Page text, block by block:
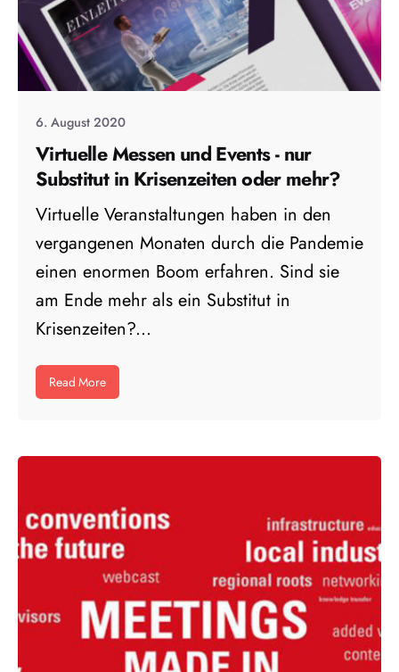
6. August 2020
Virtuelle Messen und Events - nur
Substitut in Krisenzeiten oder mehr?
Virtuelle Veranstaltungen haben in den
vergangenen Monaten durch die Pandemie
einen enormen Boom erfahren. Sind sie
am Ende mehr als ein Substitut in
Krisenzeiten?...
Read More